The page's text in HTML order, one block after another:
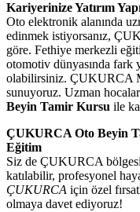
Kariyerinize Yatırım
Oto elektronik alanında
edinmek istiyorsanız,
göre. Fethiye merkezli
otomotiv dünyasında fark
olabilirsiniz. ÇUKURCA
sunuyoruz. Uzman
Beyin Tamir Kursu ile
ÇUKURCA Oto Beyin
Eğitim
Siz de ÇUKURCA
katılabilir, profesyonel
ÇUKURCA için özel
olmaya davet ediyoruz!